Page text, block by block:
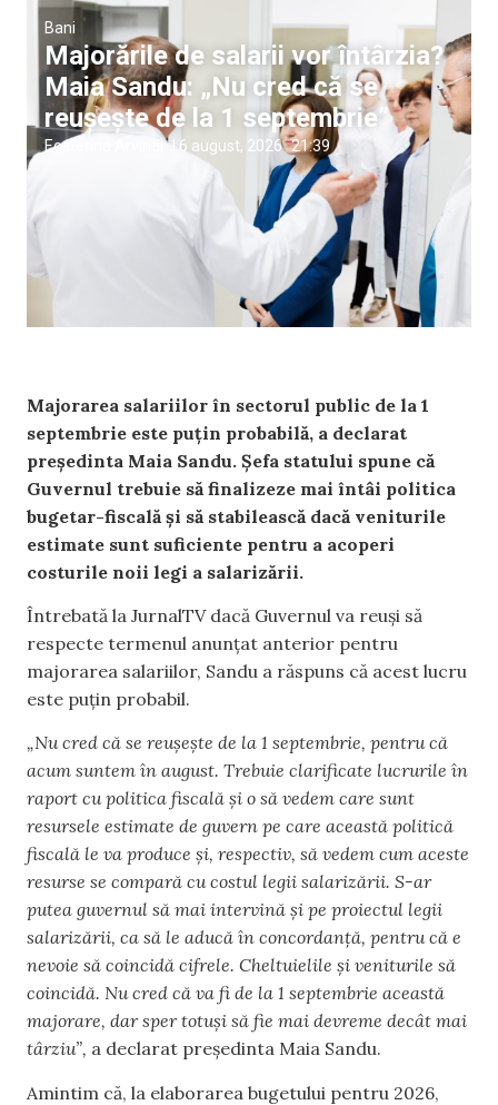
Bani
Majorările de salarii vor întârzia?
Maia Sandu: „Nu cred că se
reușește de la 1 septembrie”
Ecaterina Arvintii 6 august, 2026 21:39
Majorarea salariilor în sectorul public de la 1
septembrie este puțin probabilă, a declarat
președinta Maia Sandu. Șefa statului spune că
Guvernul trebuie să finalizeze mai întâi politica
bugetar-fiscală și să stabilească dacă veniturile
estimate sunt suficiente pentru a acoperi
costurile noii legi a salarizării.
Întrebată la JurnalTV dacă Guvernul va reuși să
respecte termenul anunțat anterior pentru
majorarea salariilor, Sandu a răspuns că acest lucru
este puțin probabil.
„Nu cred că se reușește de la 1 septembrie, pentru că
acum suntem în august. Trebuie clarificate lucrurile în
raport cu politica fiscală și o să vedem care sunt
resursele estimate de guvern pe care această politică
fiscală le va produce și, respectiv, să vedem cum aceste
resurse se compară cu costul legii salarizării. S-ar
putea guvernul să mai intervină și pe proiectul legii
salarizării, ca să le aducă în concordanță, pentru că e
nevoie să coincidă cifrele. Cheltuielile și veniturile să
coincidă. Nu cred că va fi de la 1 septembrie această
majorare, dar sper totuși să fie mai devreme decât mai
târziu”, a declarat președinta Maia Sandu.
Amintim că, la elaborarea bugetului pentru 2026,